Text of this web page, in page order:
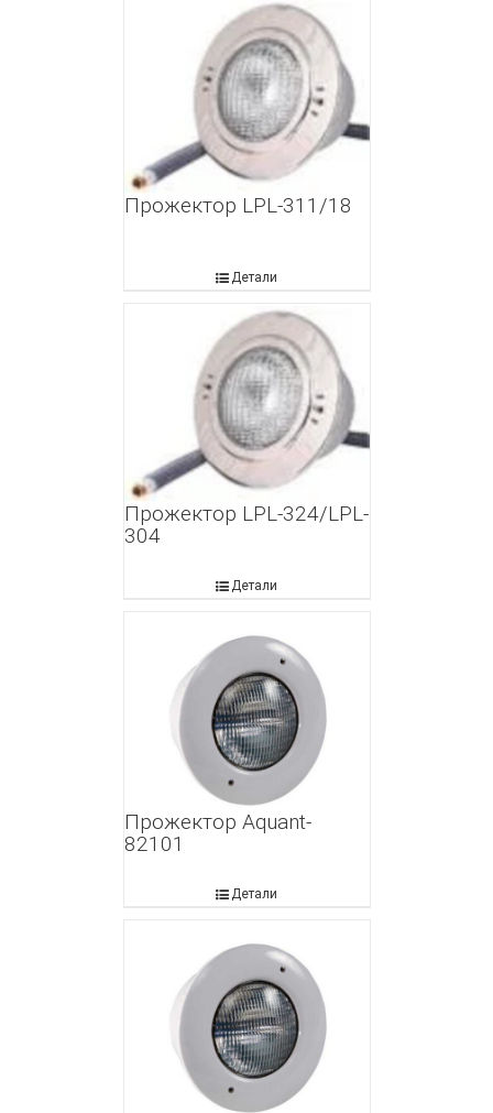
Прожектор LPL-311/18
Детали
Прожектор LPL-324/LPL-
304
Детали
Прожектор Aquant-
82101
Детали